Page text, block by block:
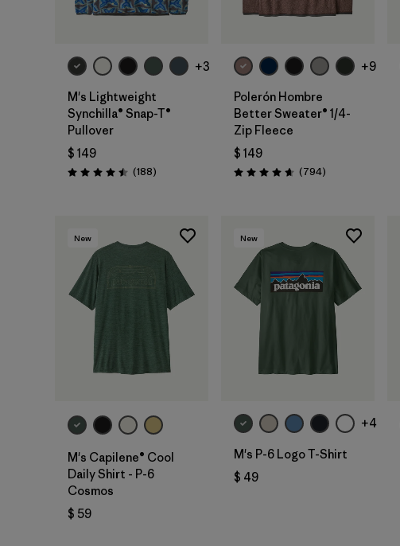
+3
M's Lightweight
Synchilla® Snap-T®
Pullover
$ 149
Valoración: 4.5 / 5
(188Comentarios
)
+9
Polerón Hombre
Better Sweater® 1/4-
Zip Fleece
$ 149
Valoración: 4.7 / 5
(794Comentarios
)
New
M's Capilene® Cool
Daily Shirt - P-6
Cosmos
$ 59
New
+4
M's P-6 Logo T-Shirt
$ 49